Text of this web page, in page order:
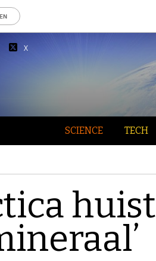
X
SCIENCE TECH
huist